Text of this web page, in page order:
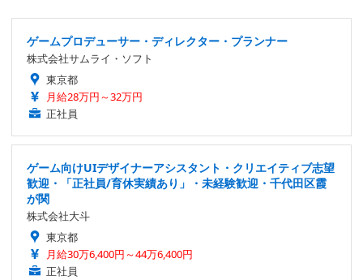
ゲームプロデューサー・ディレクター・プランナー
株式会社サムライ・ソフト
東京都
月給28万円～32万円
正社員
ゲーム向けUIデザイナーアシスタント・クリエイティブ志望
歓迎・「正社員/育休実績あり」・未経験歓迎・千代田区霞
が関
株式会社大斗
東京都
月給30万6,400円～44万6,400円
正社員